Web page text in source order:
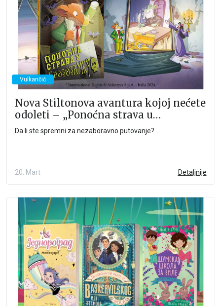
Vulkančić
Nova Stiltonova avantura kojoj nećete
odoleti – „Ponoćna strava u
Grozozamku“ uskoro u Vulkančiću
Da li ste spremni za nezaboravno putovanje?
20. Mart Detaljnije